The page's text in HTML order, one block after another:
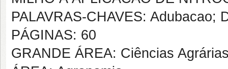
PALAVRAS-CHAVES: Adubacao;
PÁGINAS: 60
GRANDE ÁREA: Ciências